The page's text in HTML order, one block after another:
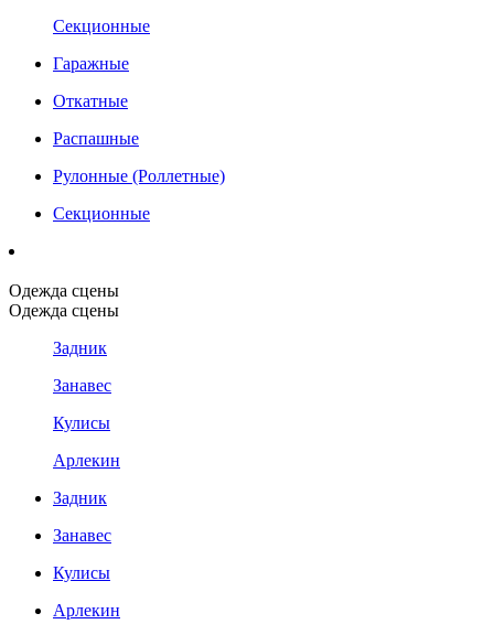
Секционные
Гаражные
Откатные
Распашные
Рулонные (Роллетные)
Секционные
Одежда сцены
Одежда сцены
Задник
Занавес
Кулисы
Арлекин
Задник
Занавес
Кулисы
Арлекин